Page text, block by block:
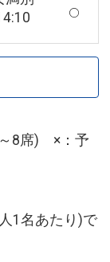
8席) ×：予
1名あたり)で